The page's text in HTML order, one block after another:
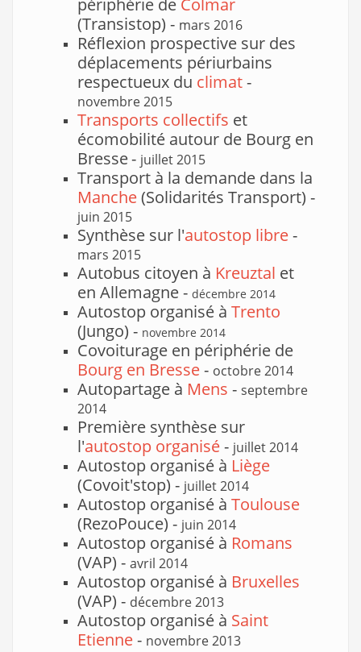
périphérie de Colmar
(Transistop) - mars 2016
Réflexion prospective sur des
déplacements périurbains
respectueux du climat-
novembre 2015
Transports collectifs et
écomobilité autour de Bourg en
Bresse- juillet 2015
Transport à la demande dans la
Manche(Solidarités Transport) -
juin 2015
Synthèse sur l'autostop libre-
mars 2015
Autobus citoyen à Kreuztal et
en Allemagne - décembre 2014
Autostop organisé à Trento
(Jungo) - novembre 2014
Covoiturage en périphérie de
Bourg en Bresse- octobre 2014
Autopartage à Mens - septembre
2014
Première synthèse sur
l'autostop organisé- juillet 2014
Autostop organisé à Liège
(Covoit'stop) - juillet 2014
Autostop organisé à Toulouse
(RezoPouce) - juin 2014
Autostop organisé à Romans
(VAP) - avril 2014
Autostop organisé à Bruxelles
(VAP) - décembre 2013
Autostop organisé à Saint
Etienne- novembre 2013